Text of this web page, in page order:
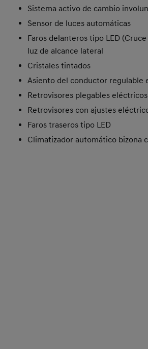
Sistema activo de cambio
Sensor de luces automáticas
Faros delanteros tipo LED
luz de alcance lateral
Cristales tintados
Asiento del conductor regulable
Retrovisores plegables eléctricos
Retrovisores con ajustes
Faros traseros tipo LED
Climatizador automático bizona